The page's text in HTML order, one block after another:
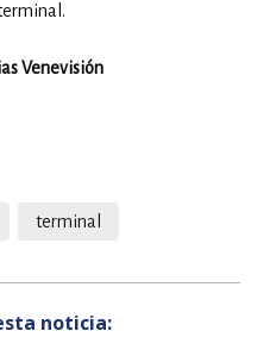
Venevisión
terminal
noticia: